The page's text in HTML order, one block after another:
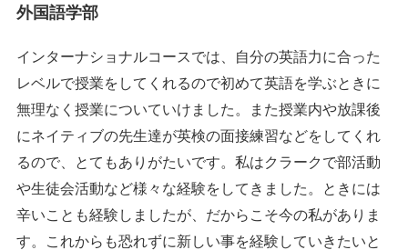
外国語学部
インターナショナルコースでは、自分の英語力に合った
レベルで授業をしてくれるので初めて英語を学ぶときに
無理なく授業についていけました。また授業内や放課後
にネイティブの先生達が英検の面接練習などをしてくれ
るので、とてもありがたいです。私はクラークで部活動
や生徒会活動など様々な経験をしてきました。ときには
辛いことも経験しましたが、だからこそ今の私がありま
す。これからも恐れずに新しい事を経験していきたいと